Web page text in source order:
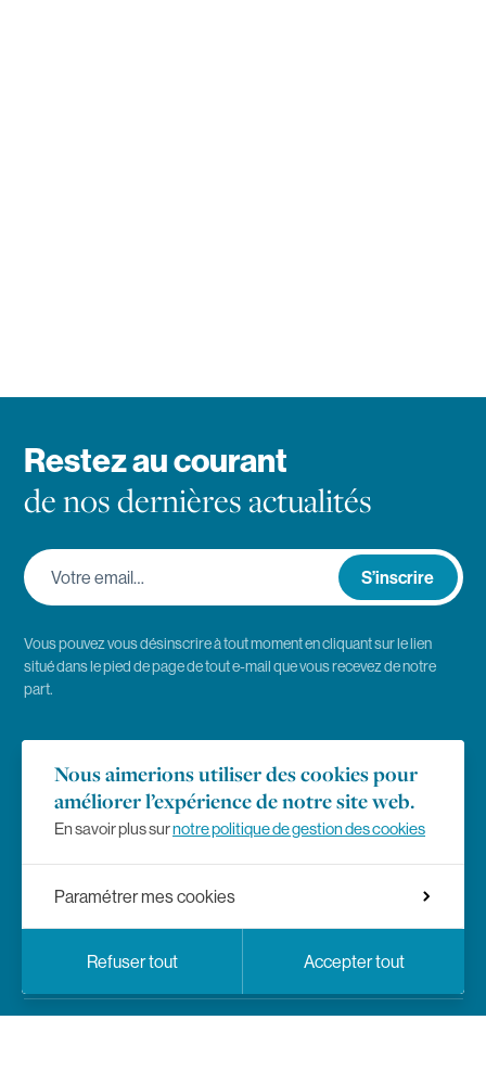
Réseaux sociaux
FacebookInstagram
LinkedIn
Choix de langue
Fr En
Restez au courant
de nos dernières actualités
Votre email… S’inscrire
Vous pouvez vous désinscrire à tout moment en cliquant sur le lien
situé dans le pied de page de tout e-mail que vous recevez de notre
part.
Presse
Règlement des études
Politique de vie privée
Nous aimerions utiliser des cookies pour
améliorer l’expérience de notre site web.
En savoir plus surnotre politique de gestion des cookies
Paramétrer mes cookies
Refuser tout Accepter tout